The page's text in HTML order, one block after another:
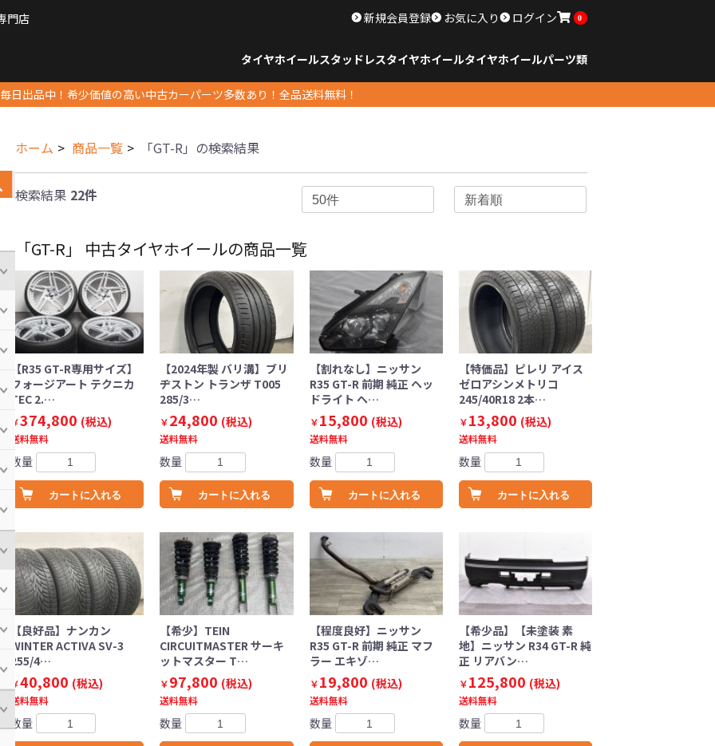
門店 新規会員登録 お気に入り ログイン 0
タイヤホイールスタッドレスタイヤホイールタイヤホイールパーツ類
毎日出品中！希少価値の高い中古カーパーツ多数あり！全品送料無料！
ホーム 商品一覧 「GT-R」の検索結果
検索結果 22件
「GT-R」 中古タイヤホイールの商品一覧
【R35 GT-R専用サイズ】
フォージアート テクニカ
TEC 2.…
￥374,800 (税込)
送料無料
数量
カートに入れる
【2024年製 バリ溝】ブリ
ヂストン トランザ T005
285/3…
￥24,800 (税込)
送料無料
数量
カートに入れる
【割れなし】ニッサン
R35 GT-R 前期 純正 ヘッ
ドライト ヘ…
￥15,800 (税込)
送料無料
数量
カートに入れる
【特価品】ピレリ アイス
ゼロアシンメトリコ
245/40R18 2本…
￥13,800 (税込)
送料無料
数量
カートに入れる
【良好品】ナンカン
WINTER ACTIVA SV-3
255/4…
￥40,800 (税込)
送料無料
数量
【希少】TEIN
CIRCUITMASTER サーキ
ットマスター T…
￥97,800 (税込)
送料無料
数量
【程度良好】ニッサン
R35 GT-R 前期 純正 マフ
ラー エキゾ…
￥19,800 (税込)
送料無料
数量
【希少品】【未塗装 素
地】ニッサン R34 GT-R 純
正 リアバン…
￥125,800 (税込)
送料無料
数量